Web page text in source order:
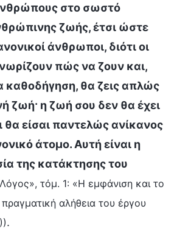
στο σωστό
ζωής, έτσι ώστε
άνθρωποι, διότι οι
πώς να ζουν και,
καθοδήγηση, θα ζεις απλώς
ζωή· η ζωή σου δεν θα έχει
θα είσαι παντελώς ανίκανος
άτομο. Αυτή είναι η
της κατάκτησης του
τόμ. 1: «Η εμφάνιση και το
αλήθεια του έργου
.